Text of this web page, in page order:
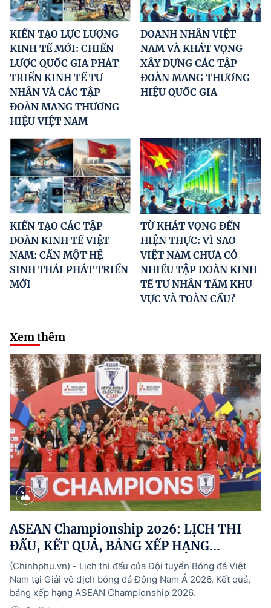
KIẾN TẠO LỰC LƯỢNG
KINH TẾ MỚI: CHIẾN
LƯỢC QUỐC GIA PHÁT
TRIỂN KINH TẾ TƯ
NHÂN VÀ CÁC TẬP
ĐOÀN MANG THƯƠNG
HIỆU VIỆT NAM
DOANH NHÂN VIỆT
NAM VÀ KHÁT VỌNG
XÂY DỰNG CÁC TẬP
ĐOÀN MANG THƯƠNG
HIỆU QUỐC GIA
KIẾN TẠO CÁC TẬP
ĐOÀN KINH TẾ VIỆT
NAM: CẦN MỘT HỆ
SINH THÁI PHÁT TRIỂN
MỚI
TỪ KHÁT VỌNG ĐẾN
HIỆN THỰC: VÌ SAO
VIỆT NAM CHƯA CÓ
NHIỀU TẬP ĐOÀN KINH
TẾ TƯ NHÂN TẦM KHU
VỰC VÀ TOÀN CẦU?
Xem thêm
ASEAN Championship 2026: LỊCH THI
ĐẤU, KẾT QUẢ, BẢNG XẾP HẠNG...
(Chinhphu.vn) - Lịch thi đấu của Đội tuyển Bóng đá Việt
Nam tại Giải vô địch bóng đá Đông Nam Á 2026. Kết quả,
bảng xếp hạng ASEAN Championship 2026.